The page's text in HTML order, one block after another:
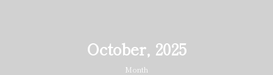
October, 2025
Month